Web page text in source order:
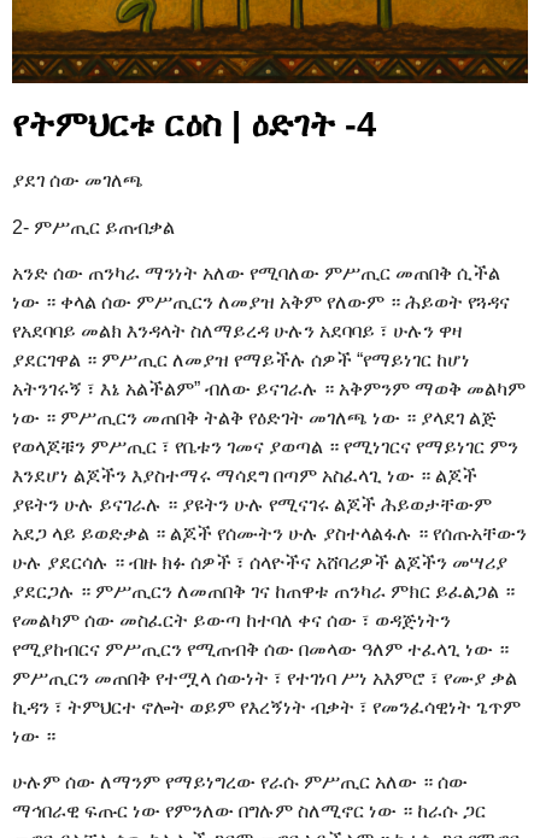
የትምህርቱ ርዕስ | ዕድገት -4
ያደገ ሰው መገለጫ
2- ምሥጢር ይጠብቃል
አንድ ሰው ጠንካራ ማንነት አለው የሚባለው ምሥጢር መጠበቅ ሲችል
ነው ። ቀላል ሰው ምሥጢርን ለመያዝ አቅም የለውም ። ሕይወት የጓዳና
የአደባባይ መልክ እንዳላት ስለማይረዳ ሁሉን አደባባይ ፣ ሁሉን ዋዛ
ያደርገዋል ። ምሥጢር ለመያዝ የማይችሉ ሰዎች “የማይነገር ከሆነ
አትንገሩኝ ፣ እኔ አልችልም” ብለው ይናገራሉ ። አቅምንም ማወቅ መልካም
ነው ። ምሥጢርን መጠበቅ ትልቅ የዕድገት መገለጫ ነው ። ያላደገ ልጅ
የወላጆቹን ምሥጢር ፣ የቤቱን ገመና ያወጣል ። የሚነገርና የማይነገር ምን
እንደሆነ ልጆችን እያስተማሩ ማሳደግ በጣም አስፈላጊ ነው ። ልጆች
ያዩትን ሁሉ ይናገራሉ ። ያዩትን ሁሉ የሚናገሩ ልጆች ሕይወታቸውም
አደጋ ላይ ይወድቃል ። ልጆች የሰሙትን ሁሉ ያስተላልፋሉ ። የሰጡአቸውን
ሁሉ ያደርሳሉ ። ብዙ ክፉ ሰዎች ፣ ሰላዮችና አሸባሪዎች ልጆችን መሣሪያ
ያደርጋሉ ። ምሥጢርን ለመጠበቅ ገና ከጠዋቱ ጠንካራ ምክር ይፈልጋል ።
የመልካም ሰው መስፈርት ይውጣ ከተባለ ቀና ሰው ፣ ወዳጅነትን
የሚያከብርና ምሥጢርን የሚጠብቅ ሰው በመላው ዓለም ተፈላጊ ነው ።
ምሥጢርን መጠበቅ የተሟላ ሰውነት ፣ የተገነባ ሥነ አእምሮ ፣ የሙያ ቃል
ኪዳን ፣ ትምህርተ ኖሎት ወይም የእረኝነት ብቃት ፣ የመንፈሳዊነት ጌጥም
ነው ።
ሁሉም ሰው ለማንም የማይነግረው የራሱ ምሥጢር አለው ። ሰው
ማኅበራዊ ፍጡር ነው የምንለው በግሉም ስለሚኖር ነው ። ከራሱ ጋር